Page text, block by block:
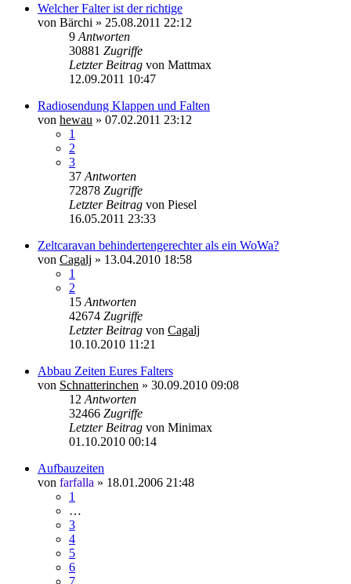
Welcher Falter ist der richtige
von Bärchi » 25.08.2011 22:12
9 Antworten
30881 Zugriffe
Letzter Beitrag von Mattmax
12.09.2011 10:47
Radiosendung Klappen und Falten
von hewau » 07.02.2011 23:12
1
2
3
37 Antworten
72878 Zugriffe
Letzter Beitrag von Piesel
16.05.2011 23:33
Zeltcaravan behindertengerechter als ein WoWa?
von Cagalj » 13.04.2010 18:58
1
2
15 Antworten
42674 Zugriffe
Letzter Beitrag von Cagalj
10.10.2010 11:21
Abbau Zeiten Eures Falters
von Schnatterinchen » 30.09.2010 09:08
12 Antworten
32466 Zugriffe
Letzter Beitrag von Minimax
01.10.2010 00:14
Aufbauzeiten
von farfalla » 18.01.2006 21:48
1
…
3
4
5
6
7